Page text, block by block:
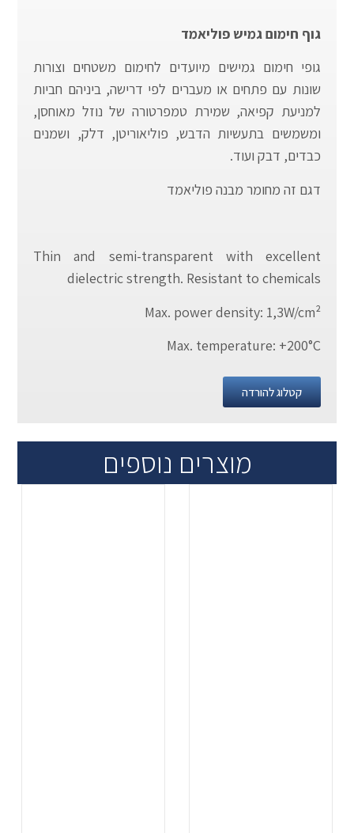
גוף חימום גמיש פוליאמד
גופי חימום גמישים מיועדים לחימום משטחים וצורות
שונות עם פתחים או מעברים לפי דרישה, ביניהם חביות
למניעת קפיאה, שמירת טמפרטורה של נוזל מאוחסן,
ומשמשים בתעשיות הדבש, פוליאוריטן, דלק, ושמנים
כבדים, דבק ועוד.
דגם זה מחומר מבנה פוליאמד
Thin and semi-transparent with excellent
dielectric strength. Resistant to chemicals
Max. power density: 1,3W/cm²
Max. temperature: +200°C
קטלוג להורדה
מוצרים נוספים